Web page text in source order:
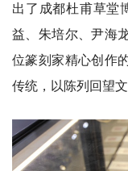
出了成都杜甫草堂
益、朱培尔、尹海
位篆刻家精心创作
传统，以陈列回望文